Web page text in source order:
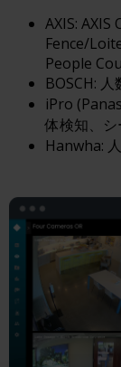
AXIS: AXIS
Fence/
People
BOSCH:
iPro
体検知、
Hanwha: